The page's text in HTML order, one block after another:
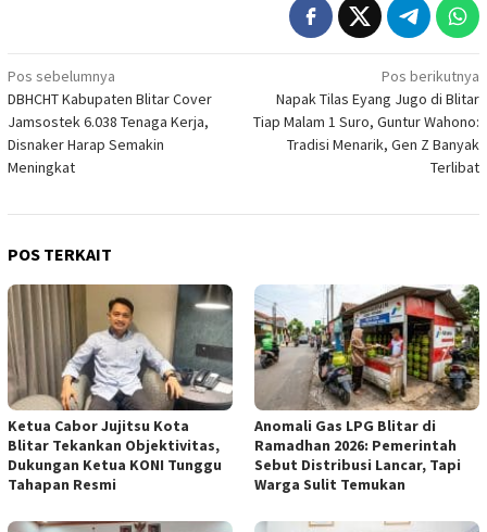
Navigasi
pos
Pos sebelumnya
DBHCHT Kabupaten Blitar Cover
Jamsostek 6.038 Tenaga Kerja,
Disnaker Harap Semakin
Meningkat
Pos berikutnya
Napak Tilas Eyang Jugo di Blitar
Tiap Malam 1 Suro, Guntur Wahono:
Tradisi Menarik, Gen Z Banyak
Terlibat
POS TERKAIT
Ketua Cabor Jujitsu Kota
Blitar Tekankan Objektivitas,
Dukungan Ketua KONI Tunggu
Tahapan Resmi
Anomali Gas LPG Blitar di
Ramadhan 2026: Pemerintah
Sebut Distribusi Lancar, Tapi
Warga Sulit Temukan